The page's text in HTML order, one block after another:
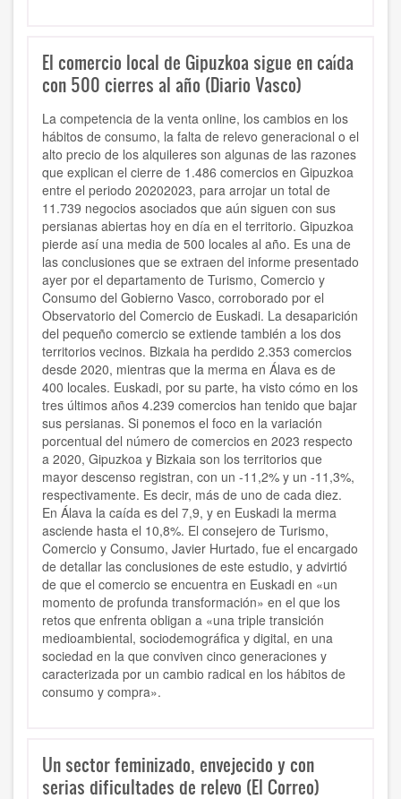
El comercio local de Gipuzkoa sigue en caída
con 500 cierres al año (Diario Vasco)
La competencia de la venta online, los cambios en los
hábitos de consumo, la falta de relevo generacional o el
alto precio de los alquileres son algunas de las razones
que explican el cierre de 1.486 comercios en Gipuzkoa
entre el periodo 20202023, para arrojar un total de
11.739 negocios asociados que aún siguen con sus
persianas abiertas hoy en día en el territorio. Gipuzkoa
pierde así una media de 500 locales al año. Es una de
las conclusiones que se extraen del informe presentado
ayer por el departamento de Turismo, Comercio y
Consumo del Gobierno Vasco, corroborado por el
Observatorio del Comercio de Euskadi. La desaparición
del pequeño comercio se extiende también a los dos
territorios vecinos. Bizkaia ha perdido 2.353 comercios
desde 2020, mientras que la merma en Álava es de
400 locales. Euskadi, por su parte, ha visto cómo en los
tres últimos años 4.239 comercios han tenido que bajar
sus persianas. Si ponemos el foco en la variación
porcentual del número de comercios en 2023 respecto
a 2020, Gipuzkoa y Bizkaia son los territorios que
mayor descenso registran, con un -11,2% y un -11,3%,
respectivamente. Es decir, más de uno de cada diez.
En Álava la caída es del 7,9, y en Euskadi la merma
asciende hasta el 10,8%. El consejero de Turismo,
Comercio y Consumo, Javier Hurtado, fue el encargado
de detallar las conclusiones de este estudio, y advirtió
de que el comercio se encuentra en Euskadi en «un
momento de profunda transformación» en el que los
retos que enfrenta obligan a «una triple transición
medioambiental, sociodemográfica y digital, en una
sociedad en la que conviven cinco generaciones y
caracterizada por un cambio radical en los hábitos de
consumo y compra».
Un sector feminizado, envejecido y con
serias dificultades de relevo (El Correo)